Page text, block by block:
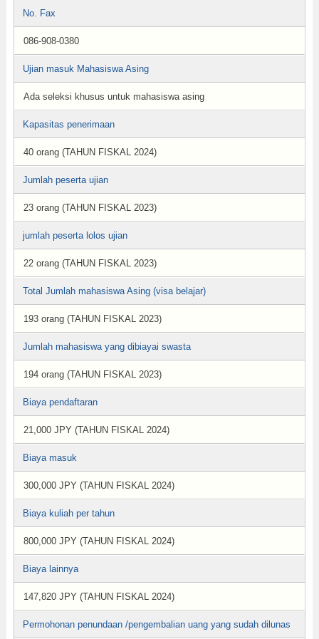
No. Fax
086-908-0380
Ujian masuk Mahasiswa Asing
Ada seleksi khusus untuk mahasiswa asing
Kapasitas penerimaan
40 orang (TAHUN FISKAL 2024)
Jumlah peserta ujian
23 orang (TAHUN FISKAL 2023)
jumlah peserta lolos ujian
22 orang (TAHUN FISKAL 2023)
Total Jumlah mahasiswa Asing (visa belajar)
193 orang (TAHUN FISKAL 2023)
Jumlah mahasiswa yang dibiayai swasta
194 orang (TAHUN FISKAL 2023)
Biaya pendaftaran
21,000 JPY (TAHUN FISKAL 2024)
Biaya masuk
300,000 JPY (TAHUN FISKAL 2024)
Biaya kuliah per tahun
800,000 JPY (TAHUN FISKAL 2024)
Biaya lainnya
147,820 JPY (TAHUN FISKAL 2024)
Permohonan penundaan /pengembalian uang yang sudah dilunas